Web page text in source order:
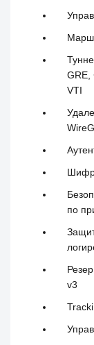
GRE,
VTI
по
v3